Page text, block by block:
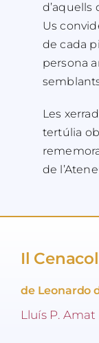
d’aquells
Us
de cada
persona
Les
tertúlia
de
Il
de Leonardo
Lluís P. Amat